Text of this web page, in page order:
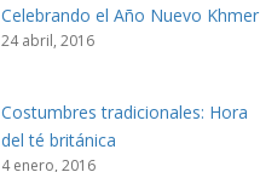
Celebrando el Año Nuevo Khmer
24 abril, 2016
Costumbres tradicionales: Hora
del té británica
4 enero, 2016